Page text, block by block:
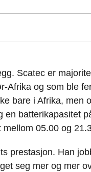
Scatec er
Afrika og som ble
bare i Afrika, men
en batterikapasitet
05.00 og
prestasjon. Han
seg mer og mer